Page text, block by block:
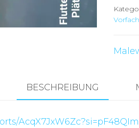
BESCHREIBUNG